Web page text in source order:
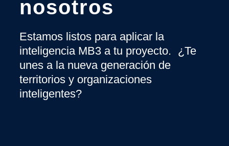
nosotros
Estamos listos para aplicar la
inteligencia MB3 a tu proyecto. ¿Te
unes a la nueva generación de
territorios y organizaciones
inteligentes?